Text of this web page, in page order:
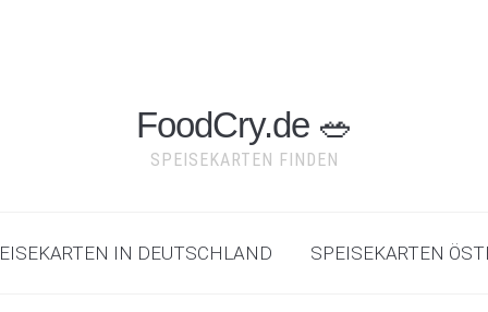
FoodCry.de 🥗
SPEISEKARTEN FINDEN
IN DEUTSCHLAND SPEISEKARTEN